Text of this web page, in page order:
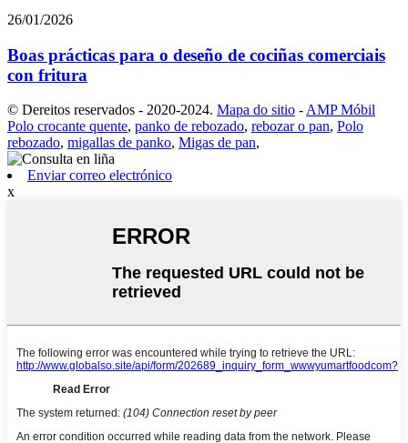
26/01/2026
Boas prácticas para o deseño de cociñas comerciais
con fritura
© Dereitos reservados - 2020-2024. Mapa do sitio -AMP Móbil
Polo crocante quente, panko de rebozado, rebozar o pan, Polo
rebozado, migallas de panko, Migas de pan,
Enviar correo electrónico
x